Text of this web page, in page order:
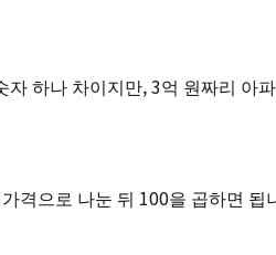
하나 차이지만, 3억 원짜리 아
으로 나눈 뒤 100을 곱하면